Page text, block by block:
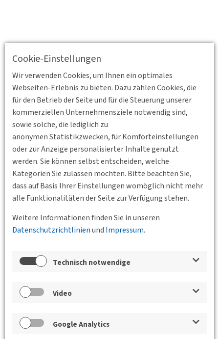
Cookie-Einstellungen
Wir verwenden Cookies, um Ihnen ein optimales
Webseiten-Erlebnis zu bieten. Dazu zählen Cookies, die
für den Betrieb der Seite und für die Steuerung unserer
kommerziellen Unternehmensziele notwendig sind,
sowie solche, die lediglich zu
anonymen Statistikzwecken, für Komforteinstellungen
oder zur Anzeige personalisierter Inhalte genutzt
werden. Sie können selbst entscheiden, welche
Kategorien Sie zulassen möchten. Bitte beachten Sie,
dass auf Basis Ihrer Einstellungen womöglich nicht mehr
alle Funktionalitäten der Seite zur Verfügung stehen.
Weitere Informationen finden Sie in unseren
Datenschutzrichtlinienund Impressum.
Technisch notwendige
Video
Google Analytics
Zurück
Veranstaltungen der Bundesgeschäftsstelle,
Insider-Führung St.-Pauli-Elbtunnel &
Sommerfest
29.06.2026 16:25